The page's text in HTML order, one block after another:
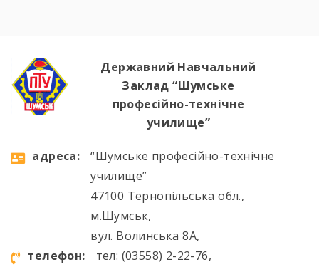
Державний Навчальний
Заклад “Шумське
професійно-технічне
училище”
aдресa:
“Шумське професійно-технічне
училище”
47100 Тернопільська обл.,
м.Шумськ,
вул. Волинська 8А,
телефон:
тел: (03558) 2-22-76,